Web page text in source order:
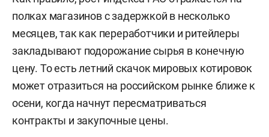
полках магазинов с задержкой в несколько
месяцев, так как переработчики и ритейлеры
закладывают подорожание сырья в конечную
цену. То есть летний скачок мировых котировок
может отразиться на российском рынке ближе к
осени, когда начнут пересматриваться
контракты и закупочные цены.